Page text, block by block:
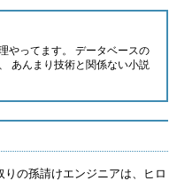
やってます。 データベースの
あんまり技術と関係ない小説
の孫請けエンジニアは、ヒロ